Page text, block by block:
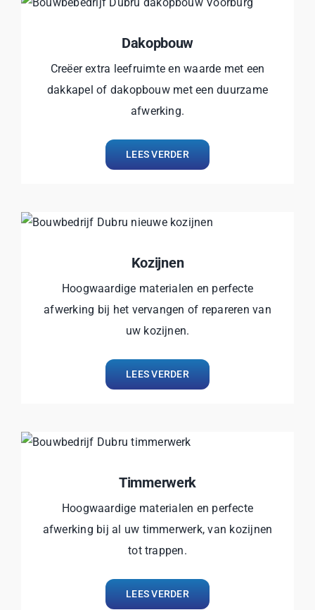
Dakopbouw
Creëer extra leefruimte en waarde met een
dakkapel of dakopbouw met een duurzame
afwerking.
LEES VERDER
Kozijnen
Hoogwaardige materialen en perfecte
afwerking bij het vervangen of repareren van
uw kozijnen.
LEES VERDER
Timmerwerk
Hoogwaardige materialen en perfecte
afwerking bij al uw timmerwerk, van kozijnen
tot trappen.
LEES VERDER